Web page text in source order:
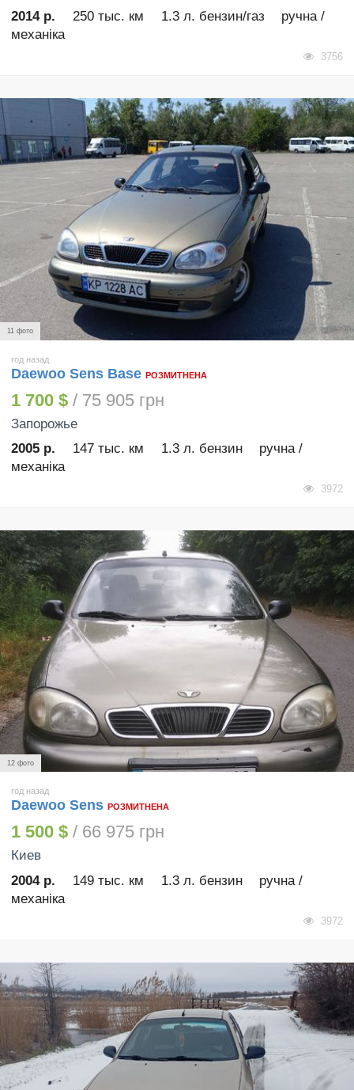
2014 р. 250 тыс. км 1.3 л. бензин/газ
ручна /
механіка
3756
11 фото
год назад
Daewoo Sens Base РОЗМИТНЕНА
1 700 $ / 75 905 грн
Запорожье
2005 р.
147 тыс. км 1.3 л. бензин
ручна /
механіка
3972
12 фото
год назад
Daewoo Sens РОЗМИТНЕНА
1 500 $ / 66 975 грн
Киев
2004 р.
149 тыс. км 1.3 л. бензин
ручна /
механіка
3972